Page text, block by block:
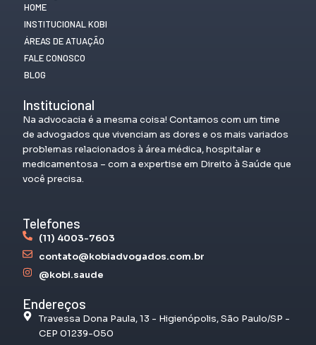
HOME
INSTITUCIONAL KOBI
ÁREAS DE ATUAÇÃO
FALE CONOSCO
BLOG
Institucional
Na advocacia é a mesma coisa! Contamos com um time
de advogados que vivenciam as dores e os mais variados
problemas relacionados à área médica, hospitalar e
medicamentosa – com a expertise em Direito à Saúde que
você precisa.
Telefones
(11) 4003-7603
contato@kobiadvogados.com.br
@kobi.saude
Endereços
Travessa Dona Paula, 13 - Higienópolis, São Paulo/SP -
CEP 01239-050